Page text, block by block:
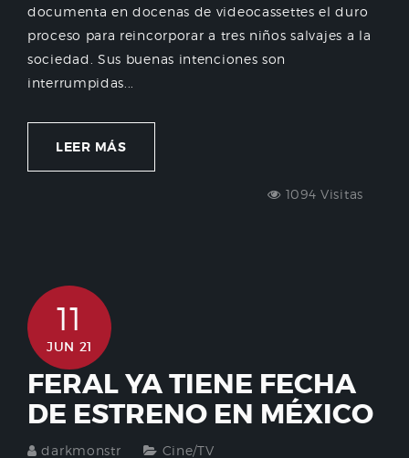
documenta en docenas de videocassettes el duro
proceso para reincorporar a tres niños salvajes a la
sociedad. Sus buenas intenciones son
interrumpidas...
LEER MÁS
1094 Visitas
11
JUN 21
FERAL YA TIENE FECHA
DE ESTRENO EN MÉXICO
darkmonstr Cine/TV